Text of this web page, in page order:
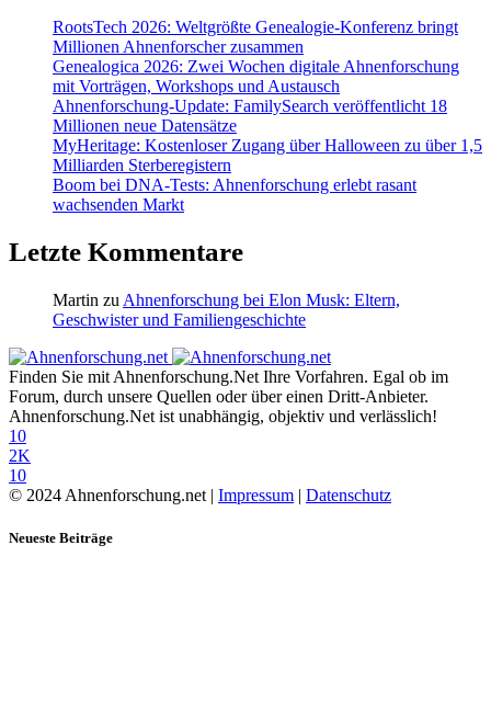
RootsTech 2026: Weltgrößte Genealogie-Konferenz bringt
Millionen Ahnenforscher zusammen
Genealogica 2026: Zwei Wochen digitale Ahnenforschung
mit Vorträgen, Workshops und Austausch
Ahnenforschung-Update: FamilySearch veröffentlicht 18
Millionen neue Datensätze
MyHeritage: Kostenloser Zugang über Halloween zu über 1,5
Milliarden Sterberegistern
Boom bei DNA-Tests: Ahnenforschung erlebt rasant
wachsenden Markt
Letzte Kommentare
Martin zu Ahnenforschung bei Elon Musk: Eltern,
Geschwister und Familiengeschichte
Finden Sie mit Ahnenforschung.Net Ihre Vorfahren. Egal ob im
Forum, durch unsere Quellen oder über einen Dritt-Anbieter.
Ahnenforschung.Net ist unabhängig, objektiv und verlässlich!
10
2K
10
© 2024 Ahnenforschung.net | Impressum | Datenschutz
Neueste Beiträge